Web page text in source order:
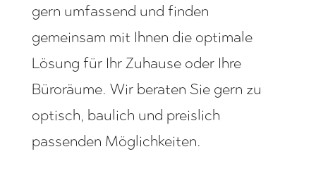
gern umfassend und finden
gemeinsam mit Ihnen die optimale
Lösung für Ihr Zuhause oder Ihre
Büroräume. Wir beraten Sie gern zu
optisch, baulich und preislich
passenden Möglichkeiten.